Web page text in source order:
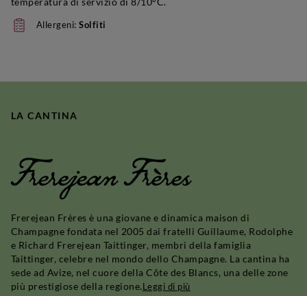
Allergeni:Solfiti
LA CANTINA
Frerejean Frères
Frerejean Frères è una giovane e dinamica maison di
Champagne fondata nel 2005 dai fratelli Guillaume, Rodolphe
e Richard Frerejean Taittinger, membri della famiglia
Taittinger, celebre nel mondo dello Champagne. La cantina ha
sede ad Avize, nel cuore della Côte des Blancs, una delle zone
più prestigiose della regione.Leggi di più